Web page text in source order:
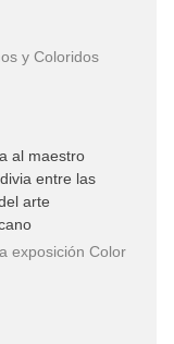
y Coloridos
al maestro
entre las
arte
exposición Color